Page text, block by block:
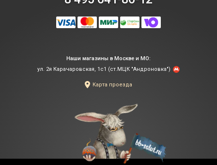
Наши магазины в Москве и МО:
ул. 2я Карачаровская, 1с1 (ст.МЦК "Андроновка")
Карта проезда